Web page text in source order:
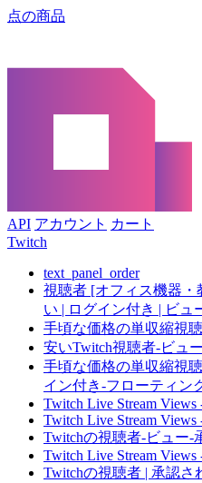
点の商品
API アカウント カート
Twitch
text_panel_order
視聴者 [オフィス機器・
い | ログイン付き | ビュ
手頃な価格の単収縮視
安いTwitch視聴者-ビュ
手頃な価格の単収縮視
イン付き-フローティン
Twitch Live Stream Views
Twitch Live Stream
Twitchの視聴者-ビュー-
Twitch Live Stream
Twitchの視聴者 | 承認さ